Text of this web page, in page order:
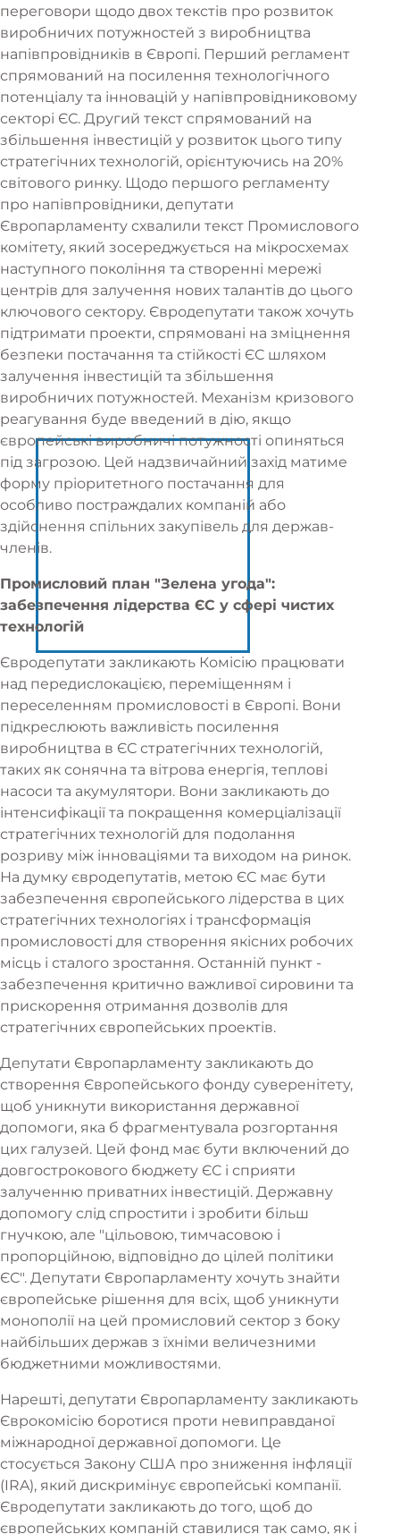
переговори щодо двох текстів про розвиток
виробничих потужностей з виробництва
напівпровідників в Європі. Перший регламент
спрямований на посилення технологічного
потенціалу та інновацій у напівпровідниковому
секторі ЄС. Другий текст спрямований на
збільшення інвестицій у розвиток цього типу
стратегічних технологій, орієнтуючись на 20%
світового ринку. Щодо першого регламенту
про напівпровідники, депутати
Європарламенту схвалили текст Промислового
комітету, який зосереджується на мікросхемах
наступного покоління та створенні мережі
центрів для залучення нових талантів до цього
ключового сектору. Євродепутати також хочуть
підтримати проекти, спрямовані на зміцнення
безпеки постачання та стійкості ЄС шляхом
залучення інвестицій та збільшення
виробничих потужностей. Механізм кризового
реагування буде введений в дію, якщо
європейські виробничі потужності опиняться
під загрозою. Цей надзвичайний захід матиме
форму пріоритетного постачання для
особливо постраждалих компаній або
здійснення спільних закупівель для держав-
членів.
Промисловий план "Зелена угода":
забезпечення лідерства ЄС у сфері чистих
технологій
Євродепутати закликають Комісію працювати
над передислокацією, переміщенням і
переселенням промисловості в Європі. Вони
підкреслюють важливість посилення
виробництва в ЄС стратегічних технологій,
таких як сонячна та вітрова енергія, теплові
насоси та акумулятори. Вони закликають до
інтенсифікації та покращення комерціалізації
стратегічних технологій для подолання
розриву між інноваціями та виходом на ринок.
На думку євродепутатів, метою ЄС має бути
забезпечення європейського лідерства в цих
стратегічних технологіях і трансформація
промисловості для створення якісних робочих
місць і сталого зростання. Останній пункт -
забезпечення критично важливої сировини та
прискорення отримання дозволів для
стратегічних європейських проектів.
Депутати Європарламенту закликають до
створення Європейського фонду суверенітету,
щоб уникнути використання державної
допомоги, яка б фрагментувала розгортання
цих галузей. Цей фонд має бути включений до
довгострокового бюджету ЄС і сприяти
залученню приватних інвестицій. Державну
допомогу слід спростити і зробити більш
гнучкою, але "цільовою, тимчасовою і
пропорційною, відповідно до цілей політики
ЄС". Депутати Європарламенту хочуть знайти
європейське рішення для всіх, щоб уникнути
монополії на цей промисловий сектор з боку
найбільших держав з їхніми величезними
бюджетними можливостями.
Нарешті, депутати Європарламенту закликають
Єврокомісію боротися проти невиправданої
міжнародної державної допомоги. Це
стосується Закону США про зниження інфляції
(IRA), який дискримінує європейські компанії.
Євродепутати закликають до того, щоб до
європейських компаній ставилися так само, як і